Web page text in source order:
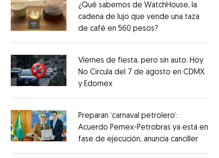
¿Qué sabemos de WatchHouse, la
cadena de lujo que vende una taza
de café en 560 pesos?
Viernes de fiesta, pero sin auto: Hoy
No Circula del 7 de agosto en CDMX
y Edomex
Preparan ‘carnaval petrolero’:
Acuerdo Pemex-Petrobras ya está en
fase de ejecución, anuncia canciller